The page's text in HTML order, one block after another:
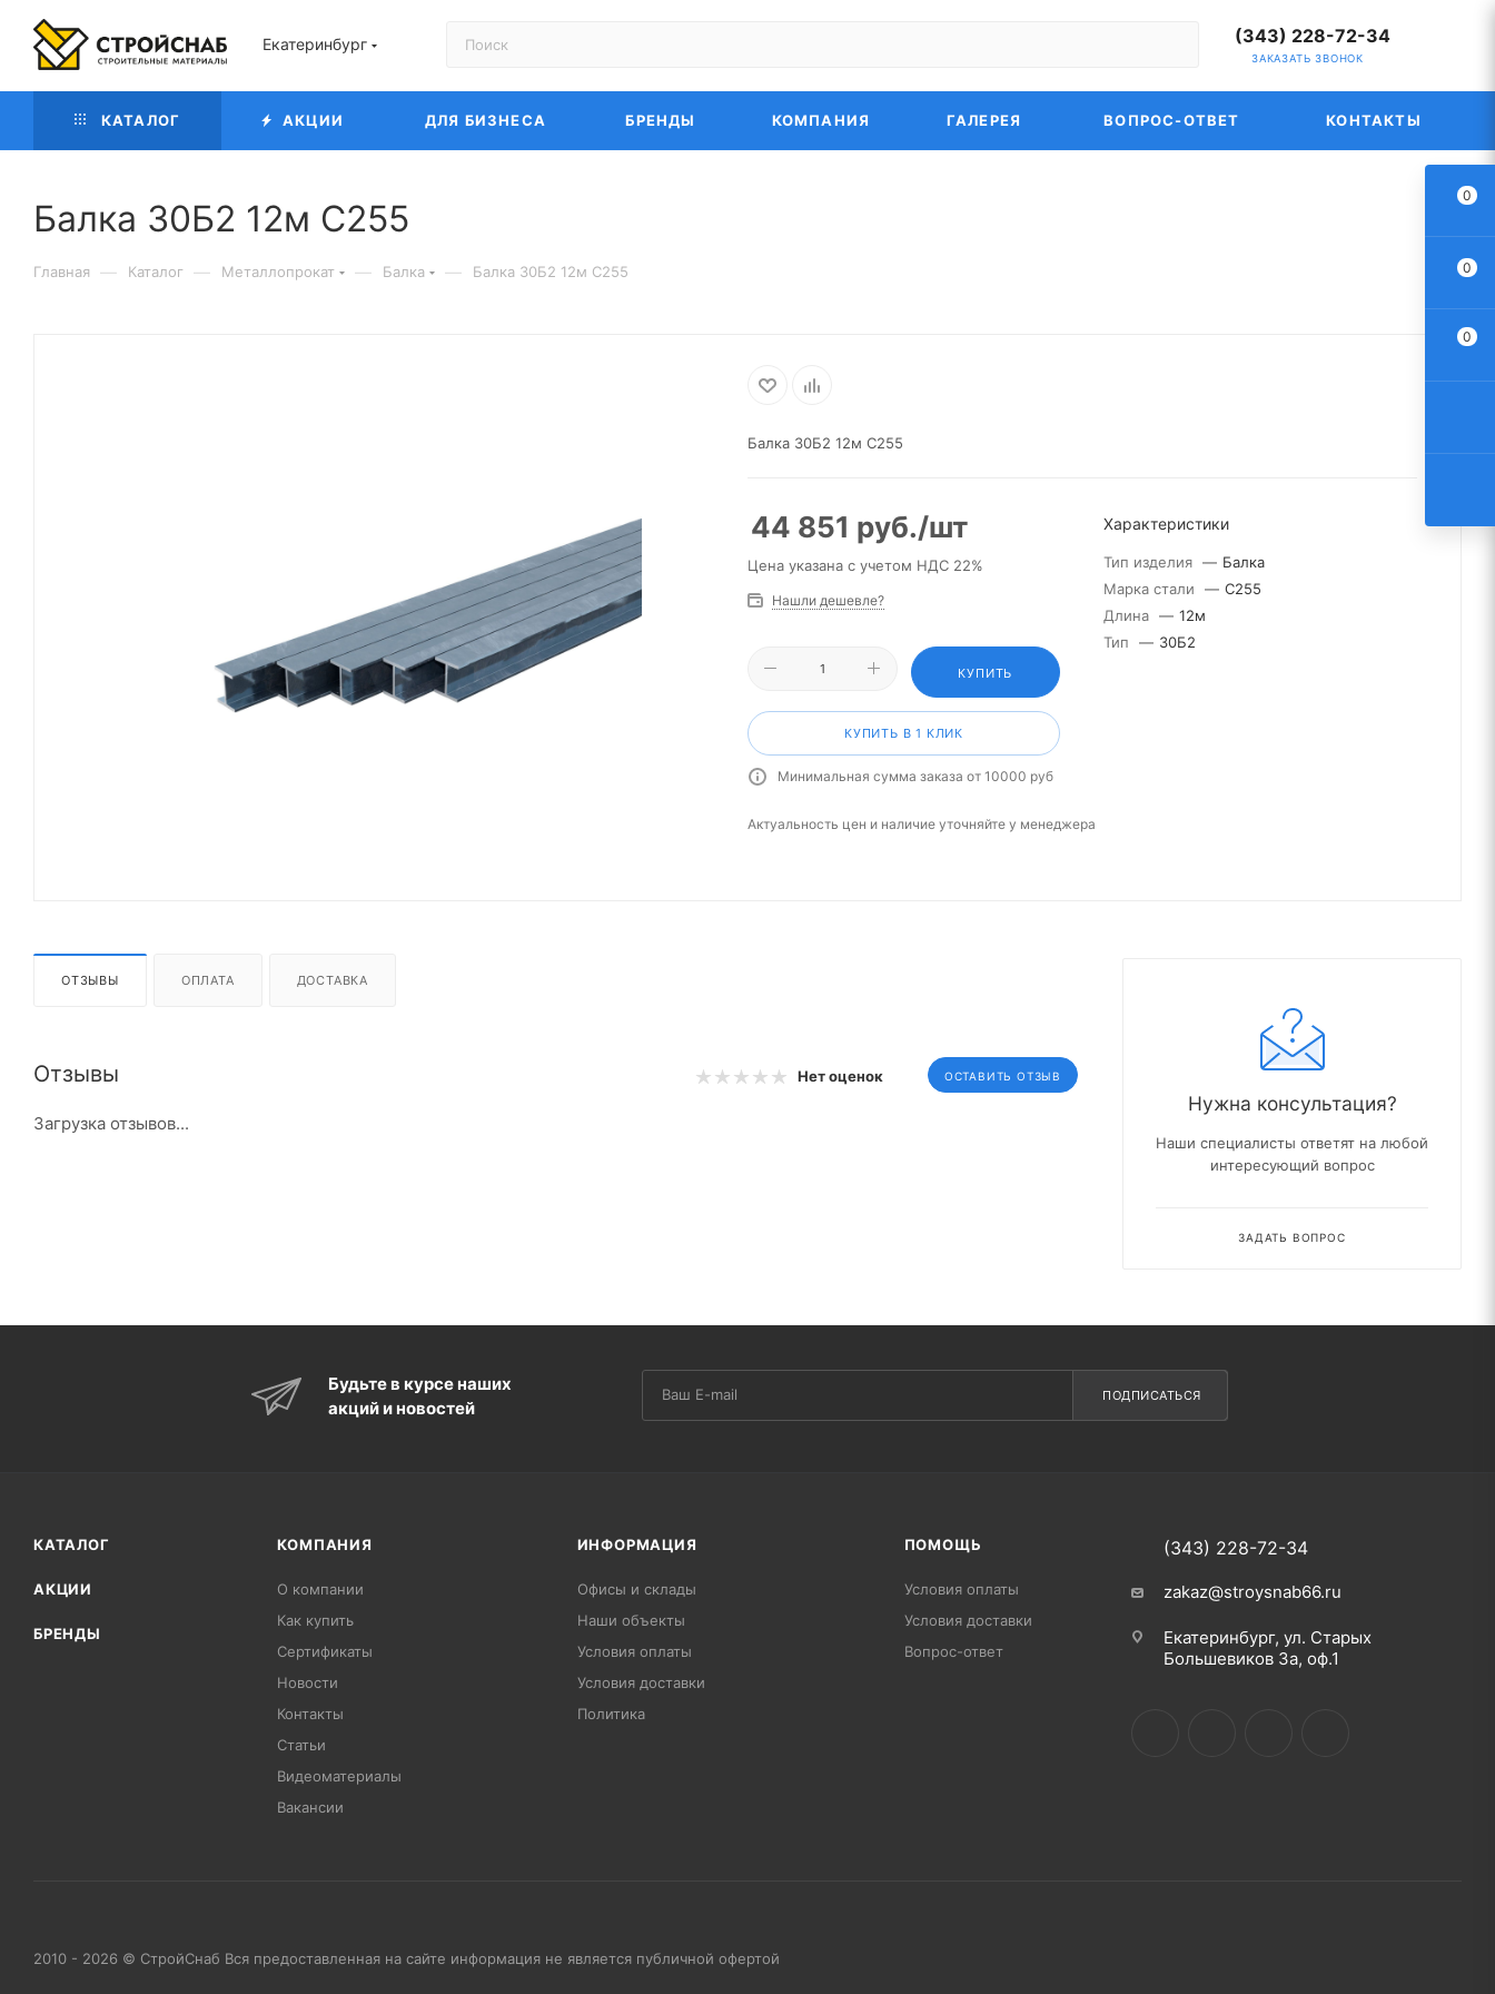
Екатеринбург (343) 228-72-34
ЗАКАЗАТЬ ЗВОНОК
КАТАЛОГ АКЦИИ ДЛЯ БИЗНЕСА БРЕНДЫ КОМПАНИЯ ГАЛЕРЕЯ ВОПРОС-ОТВЕТ КОНТАКТЫ
Балка 30Б2 12м С255
Главная — Каталог — Металлопрокат — Балка — Балка 30Б2 12м С255
Балка 30Б2 12м С255
44 851 руб./шт
Цена указана с учетом НДС 22%
Нашли дешевле?
КУПИТЬ
КУПИТЬ В 1 КЛИК
Минимальная сумма заказа от 10000 руб
Характеристики
Тип изделия — Балка
Марка стали
— С255
Длина — 12м
Тип
— 30Б2
Актуальность цен и наличие уточняйте у менеджера
ОТЗЫВЫ ОПЛАТА ДОСТАВКА
Отзывы Нет оценок ОСТАВИТЬ ОТЗЫВ
Загрузка отзывов...
Нужна консультация?
Наши специалисты ответят на любой
интересующий вопрос
ЗАДАТЬ ВОПРОС
Будьте в курсе наших
акций и новостей
ПОДПИСАТЬСЯ
КАТАЛОГ
АКЦИИ
БРЕНДЫ
КОМПАНИЯ
О компании
Как купить
Сертификаты
Новости
Контакты
Статьи
Видеоматериалы
Вакансии
ИНФОРМАЦИЯ
Офисы и склады
Наши объекты
Условия оплаты
Условия доставки
Политика
ПОМОЩЬ
Условия оплаты
Условия доставки
Вопрос-ответ
(343) 228-72-34
zakaz@stroysnab66.ru
Екатеринбург, ул. Старых
Большевиков 3а, оф.1
2010 - 2026 © СтройСнаб Вся предоставленная на сайте информация не является публичной офертой
0
0
0